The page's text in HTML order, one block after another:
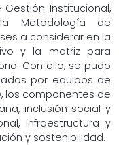
Institucional,
Metodología de
a considerar en la
y la matriz para
Con ello, se pudo
por equipos de
los componentes de
inclusión social y
infraestructura y
y sostenibilidad.